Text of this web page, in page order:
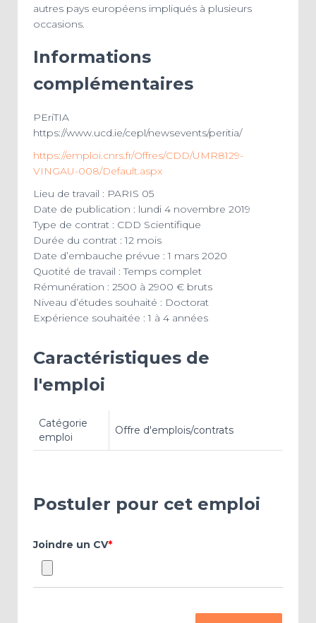
autres pays européens impliqués à plusieurs
occasions.
Informations
complémentaires
PEriTIA
https://www.ucd.ie/cepl/newsevents/peritia/
https://emploi.cnrs.fr/Offres/CDD/UMR8129-
VINGAU-008/Default.aspx
Lieu de travail : PARIS 05
Date de publication : lundi 4 novembre 2019
Type de contrat : CDD Scientifique
Durée du contrat : 12 mois
Date d’embauche prévue : 1 mars 2020
Quotité de travail : Temps complet
Rémunération : 2500 à 2900 € bruts
Niveau d’études souhaité : Doctorat
Expérience souhaitée : 1 à 4 années
Caractéristiques de
l'emploi
Catégorie
emploi
Offre d'emplois/contrats
Postuler pour cet emploi
Joindre un CV*